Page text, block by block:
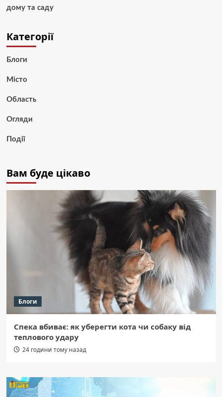
дому та саду
Категорії
Блоги
Місто
Область
Огляди
Події
Вам буде цікаво
Блоги
Спека вбиває: як уберегти кота чи собаку від
теплового удару
24 години тому назад